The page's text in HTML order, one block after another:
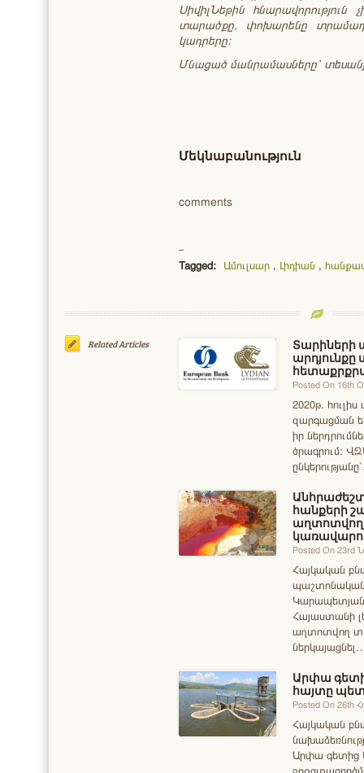
ՍիվիլՆեթին
տարածքը, փոխարենը
կադրերը:
Մնացած մանրամասները՝
Մեկնաբանություն
comments
Tagged: Ամուլսար , Լիդիան ,
Related Articles
Տարիների
արդյունքը
Posted On 16th
2020թ.
զարգացման
իր
ծրագրում։
հանքերի
աղտոտվող
Posted On 23rd
Հայկական
Հայաստանի
աղտոտվող
Արփա
հայտը
Posted On 26th
Հայկական
Արփա գետից